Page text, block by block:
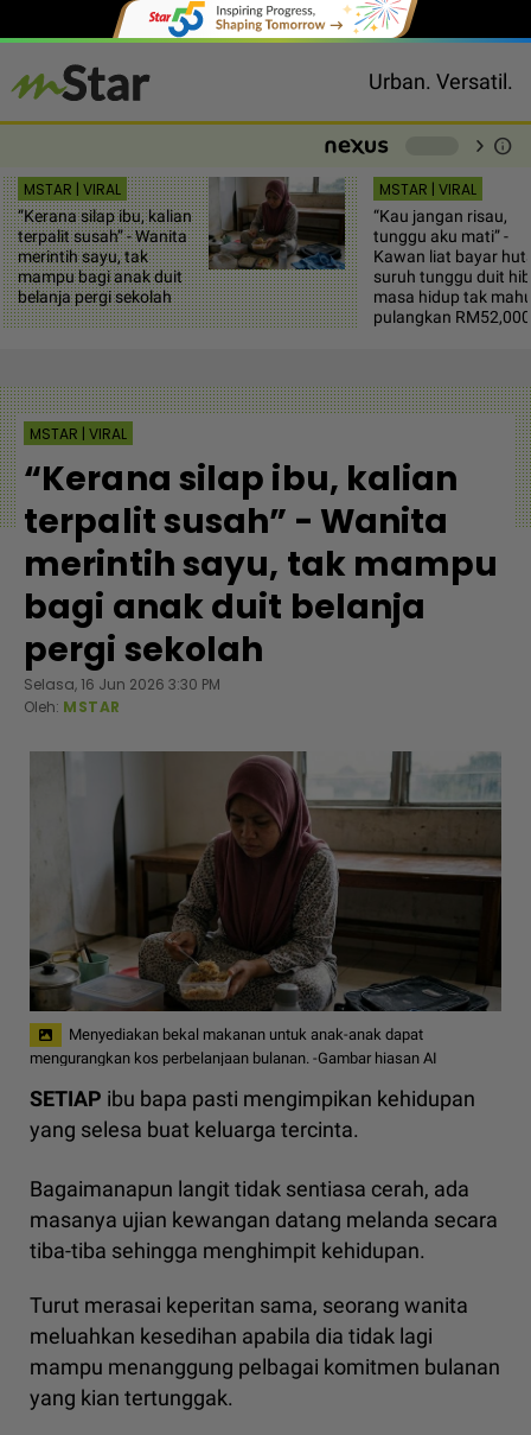
Urban. Versatil.
chevron_right info
MSTAR | VIRAL
“Kerana silap ibu, kalian
terpalit susah” - Wanita
merintih sayu, tak
mampu bagi anak duit
belanja pergi sekolah
MSTAR | VIRAL
“Kau jangan risau,
tunggu aku mati” -
Kawan liat bayar
suruh tunggu duit
masa hidup tak
pulangkan
MSTAR | VIRAL
“Kerana silap ibu, kalian
terpalit susah” - Wanita
merintih sayu, tak mampu
bagi anak duit belanja
pergi sekolah
Selasa, 16 Jun 2026 3:30 PM
Oleh: MSTAR
Menyediakan bekal makanan untuk anak-anak dapat
mengurangkan kos perbelanjaan bulanan. -Gambar hiasan AI
SETIAP ibu bapa pasti mengimpikan kehidupan
yang selesa buat keluarga tercinta.
Bagaimanapun langit tidak sentiasa cerah, ada
masanya ujian kewangan datang melanda secara
tiba-tiba sehingga menghimpit kehidupan.
Turut merasai keperitan sama, seorang wanita
meluahkan kesedihan apabila dia tidak lagi
mampu menanggung pelbagai komitmen bulanan
yang kian tertunggak.